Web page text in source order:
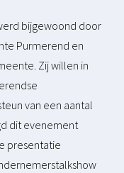
bijgewoond door
Purmerend en
Zij willen in
van een aantal
dit evenement
presentatie